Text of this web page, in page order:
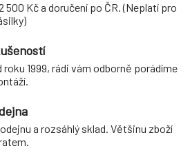
500 Kč a doručení po ČR. (Neplatí pro
1999, rádi vám odborně porádíme
a rozsáhlý sklad. Většinu zboží